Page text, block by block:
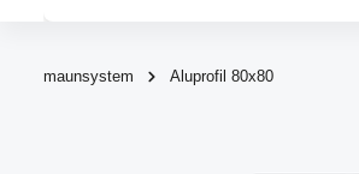
maunsystem Aluprofil 80x80